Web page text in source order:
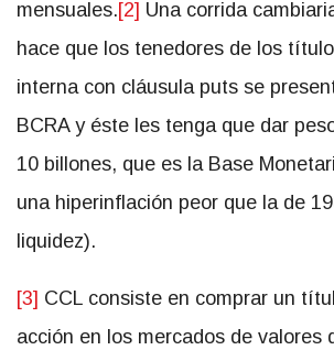
mensuales.[2] Una corrida
hace que los tenedores de los
interna con cláusula puts se
BCRA y éste les tenga que dar
10 billones, que es la Base
una hiperinflación peor que la de
liquidez).
[3] CCL consiste en comprar un
acción en los mercados de valores